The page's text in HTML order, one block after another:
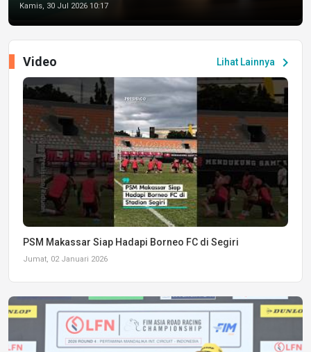
Kamis, 30 Jul 2026 10:17
Lihat Lainnya chevron_right
Video
PSM Makassar Siap Hadapi Borneo FC di Segiri
Jumat, 02 Januari 2026